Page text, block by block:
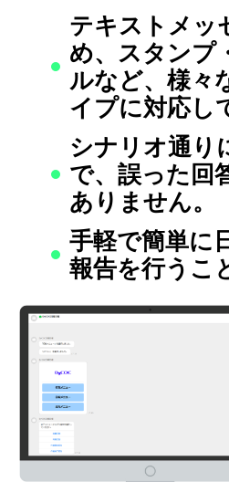
テキストメッ
め、スタンプ
ルなど、様々
イプに対応し
シナリオ通り
で、誤った回
ありません。
手軽で簡単に
報告を行うこ